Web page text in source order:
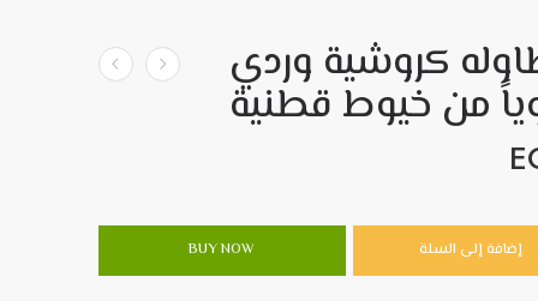
كروشية وردي
من خيوط قطنية
إضافة إلى السلة BUY NOW